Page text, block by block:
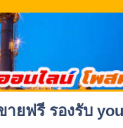
ยฟรี รองรับ